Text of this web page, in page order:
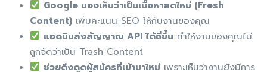
Google มองเห็นว่าเป็นเนื้อหาสดใหม่ (Fresh
Content) เพิ่มคะแนน SEO ให้กับงานของคุณ
แอดมินส่งสัญญาณ API ได้ถี่ขึ้น ทำให้งานของคุณไม่
ถูกจัดว่าเป็น Trash Content
ช่วยดึงดูดผู้สมัครที่เข้ามาใหม่ เพราะเห็นว่างานยังมีการ